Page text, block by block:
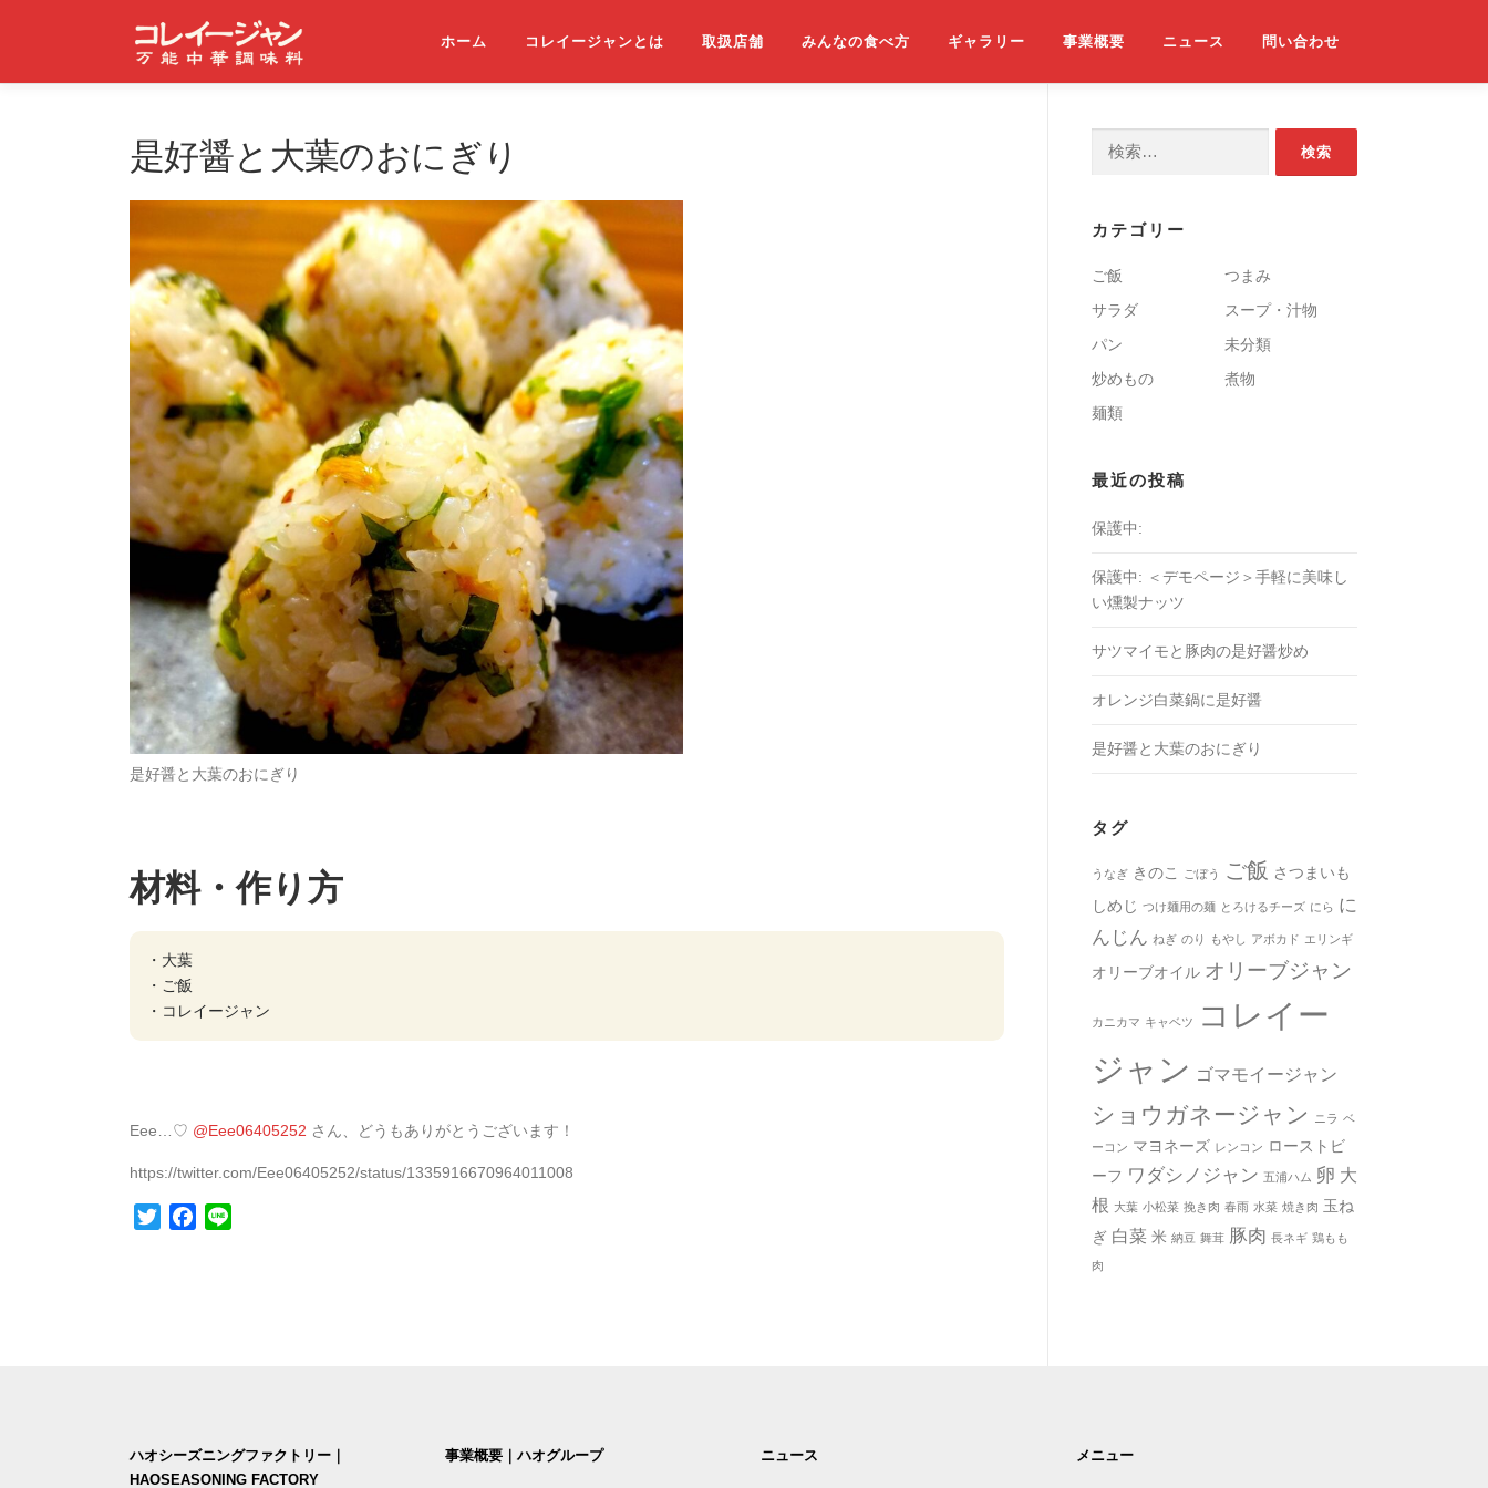
ホーム コレイージャンとは 取扱店舗 みんなの食べ方 ギャラリー 事業概要 ニュース 問い合わせ
是好醤と大葉のおにぎり
是好醤と大葉のおにぎり
材料・作り方
・大葉
・ご飯
・コレイージャン
Eee…♡ @Eee06405252 さん、どうもありがとうございます！
https://twitter.com/Eee06405252/status/1335916670964011008
TwitterFacebook
検索:
カテゴリー
ご飯
つまみ
サラダ
スープ・汁物
パン
未分類
炒めもの
煮物
麺類
最近の投稿
保護中:
保護中: ＜デモページ＞手軽に美味し
い燻製ナッツ
サツマイモと豚肉の是好醤炒め
オレンジ白菜鍋に是好醤
是好醤と大葉のおにぎり
タグ
うなぎ きのこ ごぼう ご飯 さつまいも
しめじ つけ麺用の麺 とろけるチーズ にら に
んじん ねぎ のり もやし アボカド エリンギ
オリーブオイル オリーブジャン
カニカマ キャベツ
コレイー
ジャン ゴマモイージャン
ショウガネージャン ニラ ベ
ーコン マヨネーズ レンコン ローストビ
ーフ ワダシノジャン 五浦ハム 卵 大
根 大葉 小松菜 挽き肉 春雨 水菜 焼き肉 玉ね
ぎ 白菜 米 納豆 舞茸 豚肉 長ネギ 鶏もも
肉
ハオシーズニングファクトリー｜
HAOSEASONING FACTORY
事業概要｜ハオグループ ニュース メニュー